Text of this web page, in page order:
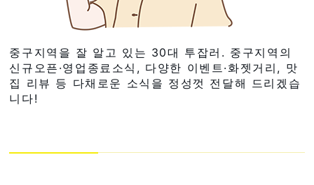
중구지역을 잘 알고 있는 30대 투잡러. 중구지역의
신규오픈·영업종료소식, 다양한 이벤트·화젯거리, 맛
집 리뷰 등 다채로운 소식을 정성껏 전달해 드리겠습
니다!